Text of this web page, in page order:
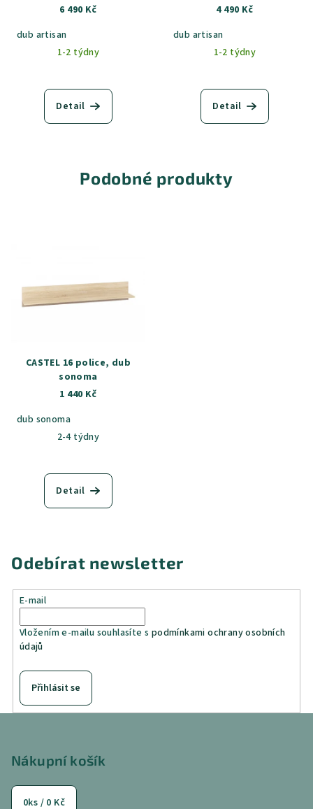
6 490 Kč
dub artisan
1-2 týdny
Detail
4 490 Kč
dub artisan
1-2 týdny
Detail
Podobné produkty
CASTEL 16 police, dub
sonoma
1 440 Kč
dub sonoma
2-4 týdny
Detail
Odebírat newsletter
E-mail
Vložením e-mailu souhlasíte s podmínkami ochrany osobních
údajů
Přihlásit se
Nákupní košík
0ks / 0 Kč